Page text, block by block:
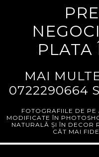
PLATA
MAI
0722290664
FOTOGRAFIILE DE PE
MODIFICATE ÎN
NATURALĂ ȘI ÎN DECOR
CÂT MAI